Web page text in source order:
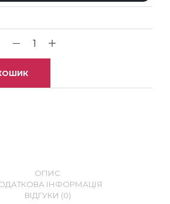
ОПИС
ІНФОРМАЦІЯ
ВІДГУКИ (0)